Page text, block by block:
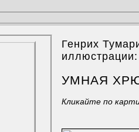
Генрих
УМНАЯ
Кликайте по